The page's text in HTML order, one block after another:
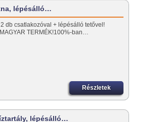
lépésálló…
db csatlakozóval + lépésálló tetővel!
TERMÉK!100%-ban…
Részletek
lépésálló…